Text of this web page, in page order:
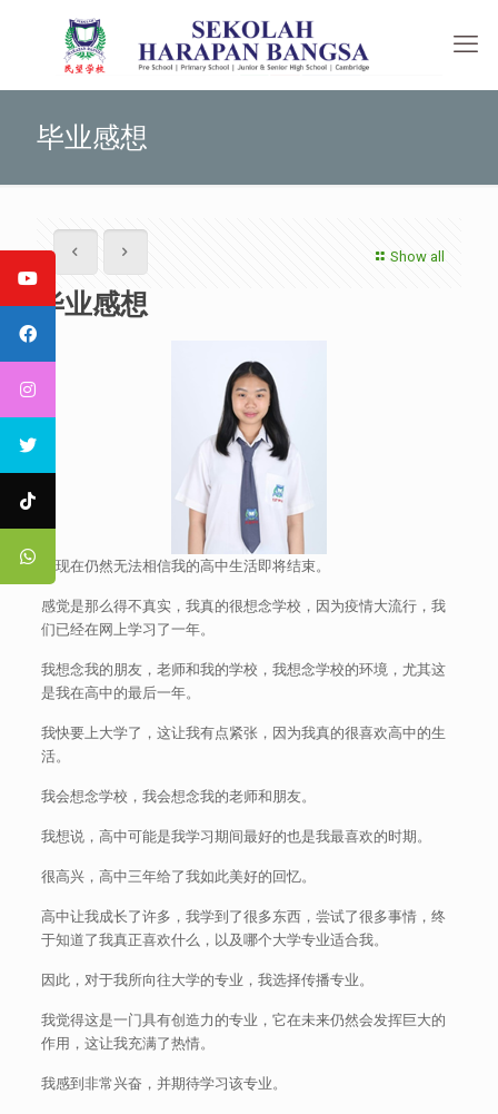
毕业感想
Show all
毕业感想
我现在仍然无法相信我的高中生活即将结束。
感觉是那么得不真实，我真的很想念学校，因为疫情大流行，我
们已经在网上学习了一年。
我想念我的朋友，老师和我的学校，我想念学校的环境，尤其这
是我在高中的最后一年。
我快要上大学了，这让我有点紧张，因为我真的很喜欢高中的生
活。
我会想念学校，我会想念我的老师和朋友。
我想说，高中可能是我学习期间最好的也是我最喜欢的时期。
很高兴，高中三年给了我如此美好的回忆。
高中让我成长了许多，我学到了很多东西，尝试了很多事情，终
于知道了我真正喜欢什么，以及哪个大学专业适合我。
因此，对于我所向往大学的专业，我选择传播专业。
我觉得这是一门具有创造力的专业，它在未来仍然会发挥巨大的
作用，这让我充满了热情。
我感到非常兴奋，并期待学习该专业。